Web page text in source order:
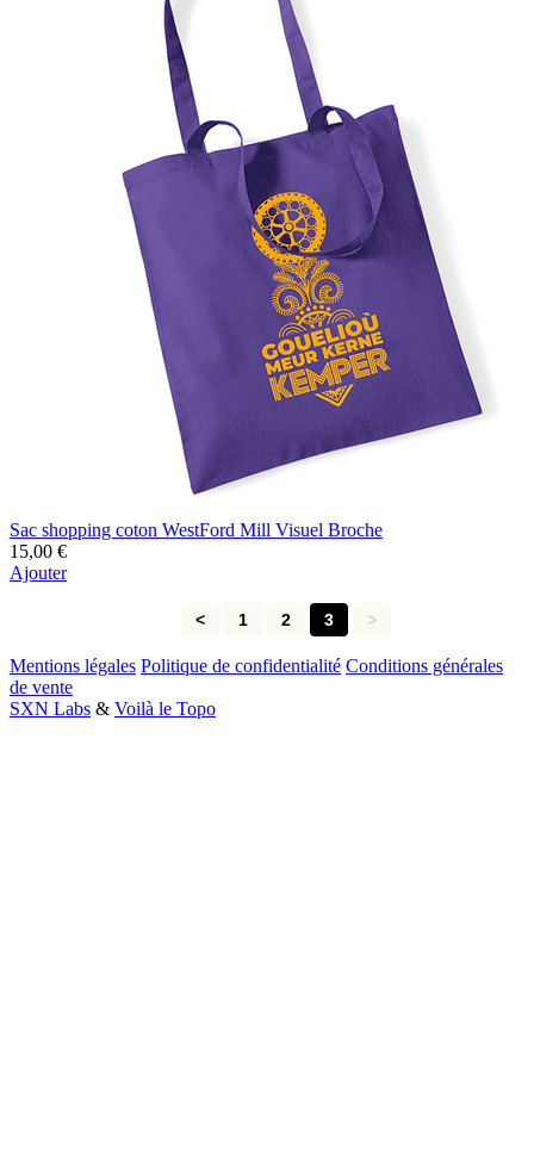
Sac shopping coton WestFord Mill Visuel Broche
15,00 €
Ajouter
< 1 2 3 >
Mentions légales Politique de confidentialité Conditions générales
de vente
SXN Labs & Voilà le Topo